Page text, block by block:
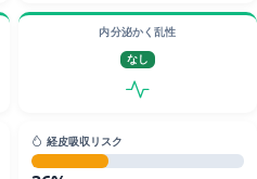
内分泌かく乱性
なし
経皮吸収リスク